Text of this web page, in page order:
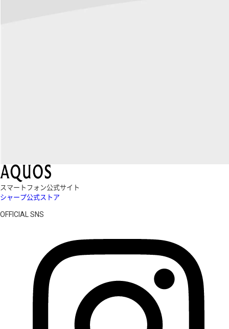
スマートフォン公式サイト
シャープ公式ストア
OFFICIAL SNS